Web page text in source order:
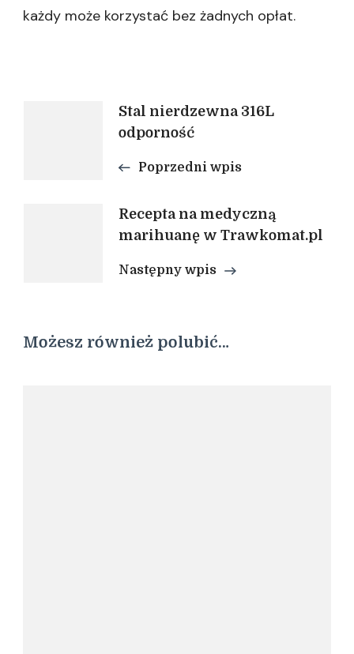
każdy może korzystać bez żadnych opłat.
Nawigacja
wpisu
Stal nierdzewna 316L
odporność
Poprzedni wpis
Recepta na medyczną
marihuanę w Trawkomat.pl
Następny wpis
Możesz również polubić…